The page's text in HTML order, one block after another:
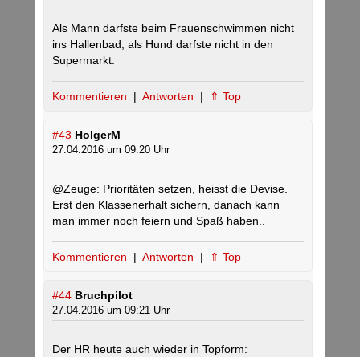
Als Mann darfste beim Frauenschwimmen nicht
ins Hallenbad, als Hund darfste nicht in den
Supermarkt.
Kommentieren | Antworten | ⇑ Top
#43 HolgerM
27.04.2016 um 09:20 Uhr
@Zeuge: Prioritäten setzen, heisst die Devise.
Erst den Klassenerhalt sichern, danach kann
man immer noch feiern und Spaß haben..
Kommentieren | Antworten | ⇑ Top
#44 Bruchpilot
27.04.2016 um 09:21 Uhr
Der HR heute auch wieder in Topform: